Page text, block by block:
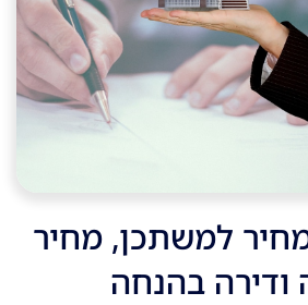
למשתכן, מחיר
בהנחה